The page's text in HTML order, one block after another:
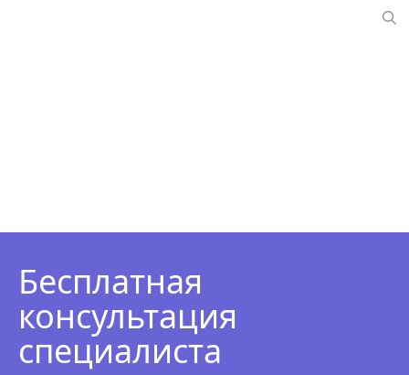
Бесплатная
консультация
специалиста